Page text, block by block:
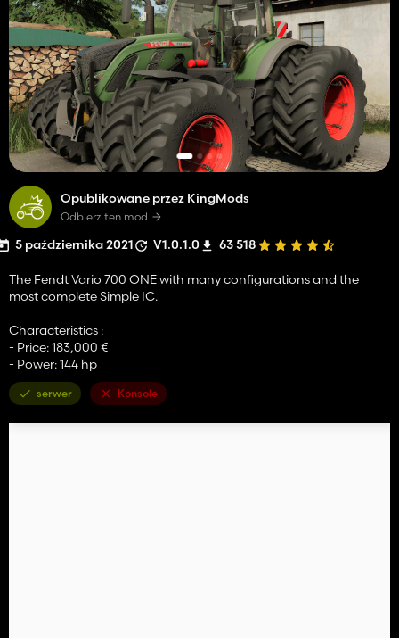
Opublikowane przez KingMods
Odbierz ten mod
5 października 2021 V1.0.1.0 63 518
The Fendt Vario 700 ONE with many configurations and the
most complete Simple IC.
Characteristics :
- Price: 183,000 €
- Power: 144 hp
serwer Konsole